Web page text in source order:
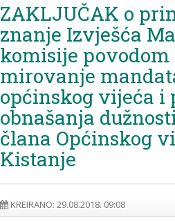
ZAKLJUČAK o
znanje Izvješća
komisije
mirovanje
općinskog vijeća i
obnašanja
člana Općinskog
Kistanje
KREIRANO: 29.08.2018. 09:08